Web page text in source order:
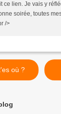
ce lien. Je vais y
soirée, toutes
/>
où ?